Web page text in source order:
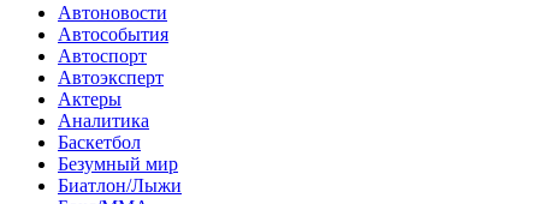
Автоновости
Автособытия
Автоспорт
Автоэксперт
Актеры
Аналитика
Баскетбол
Безумный мир
Биатлон/Лыжи